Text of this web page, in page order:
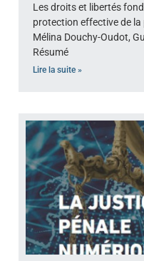
Les droits et libertés
protection effective de
Mélina Douchy-Oudot,
Résumé
Lire la suite »